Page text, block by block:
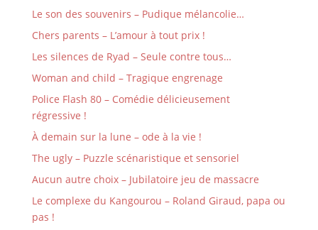
Le son des souvenirs – Pudique mélancolie…
Chers parents – L’amour à tout prix !
Les silences de Ryad – Seule contre tous…
Woman and child – Tragique engrenage
Police Flash 80 – Comédie délicieusement
régressive !
À demain sur la lune – ode à la vie !
The ugly – Puzzle scénaristique et sensoriel
Aucun autre choix – Jubilatoire jeu de massacre
Le complexe du Kangourou – Roland Giraud, papa ou
pas !